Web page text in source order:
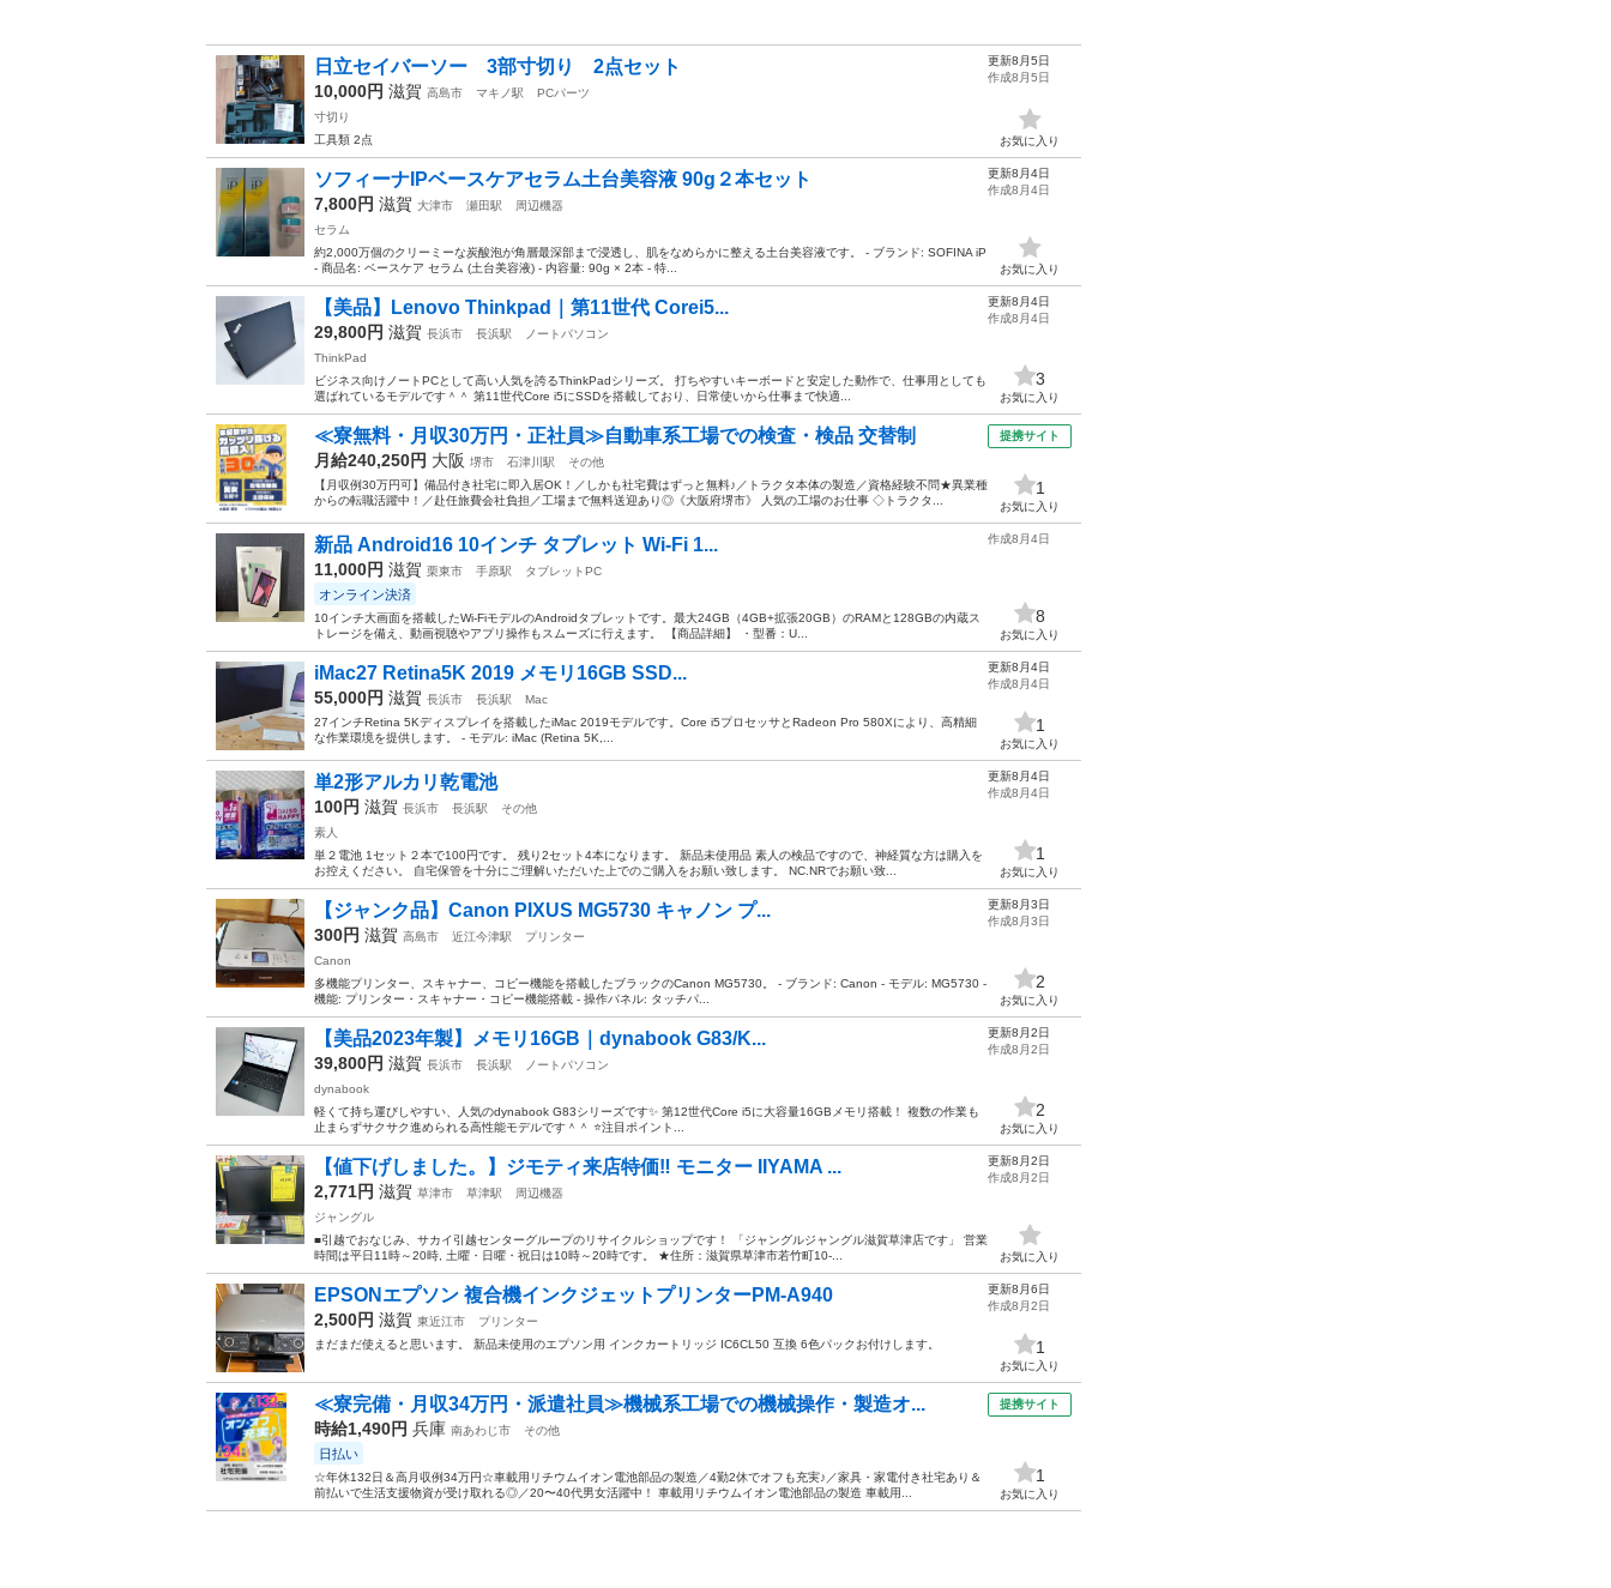
日立セイバーソー 3部寸切り 2点セット
10,000円 滋賀 高島市 マキノ駅
PCパーツ
寸切り
工具類 2点
更新8月5日
作成8月5日
お気に入り
ソフィーナIPベースケアセラム土台美容液 90g２本セット
7,800円 滋賀 大津市 瀬田駅
周辺機器
セラム
約2,000万個のクリーミーな炭酸泡が角層最深部まで浸透し、肌をなめらかに整える土台美容液です。 - ブランド: SOFINA iP
- 商品名: ベースケア セラム (土台美容液) - 内容量: 90g × 2本 - 特...
更新8月4日
作成8月4日
お気に入り
【美品】Lenovo Thinkpad｜第11世代 Corei5...
29,800円 滋賀 長浜市 長浜駅
ノートパソコン
ThinkPad
ビジネス向けノートPCとして高い人気を誇るThinkPadシリーズ。 打ちやすいキーボードと安定した動作で、仕事用としても
選ばれているモデルです＾＾ 第11世代Core i5にSSDを搭載しており、日常使いから仕事まで快適...
更新8月4日
作成8月4日
3
お気に入り
≪寮無料・月収30万円・正社員≫自動車系工場での検査・検品 交替制
月給240,250円 大阪 堺市 石津川駅
その他
【月収例30万円可】備品付き社宅に即入居OK！／しかも社宅費はずっと無料♪／トラクタ本体の製造／資格経験不問★異業種
からの転職活躍中！／赴任旅費会社負担／工場まで無料送迎あり◎《大阪府堺市》 人気の工場のお仕事 ◇トラクタ...
提携サイト
1
お気に入り
新品 Android16 10インチ タブレット Wi-Fi 1...
11,000円 滋賀 栗東市 手原駅 タブレットPC
オンライン決済
10インチ大画面を搭載したWi-FiモデルのAndroidタブレットです。最大24GB（4GB+拡張20GB）のRAMと128GBの内蔵ス
トレージを備え、動画視聴やアプリ操作もスムーズに行えます。 【商品詳細】 ・型番：U...
作成8月4日
8
お気に入り
iMac27 Retina5K 2019 メモリ16GB SSD...
55,000円 滋賀 長浜市 長浜駅
Mac
27インチRetina 5Kディスプレイを搭載したiMac 2019モデルです。Core i5プロセッサとRadeon Pro 580Xにより、高精細
な作業環境を提供します。 - モデル: iMac (Retina 5K,...
更新8月4日
作成8月4日
1
お気に入り
単2形アルカリ乾電池
100円 滋賀 長浜市 長浜駅
その他
素人
単２電池 1セット２本で100円です。 残り2セット4本になります。 新品未使用品 素人の検品ですので、神経質な方は購入を
お控えください。 自宅保管を十分にご理解いただいた上でのご購入をお願い致します。 NC.NRでお願い致...
更新8月4日
作成8月4日
1
お気に入り
【ジャンク品】Canon PIXUS MG5730 キャノン プ...
300円 滋賀 高島市 近江今津駅
プリンター
Canon
多機能プリンター、スキャナー、コピー機能を搭載したブラックのCanon MG5730。 - ブランド: Canon - モデル: MG5730 -
機能: プリンター・スキャナー・コピー機能搭載 - 操作パネル: タッチパ...
更新8月3日
作成8月3日
2
お気に入り
【美品2023年製】メモリ16GB｜dynabook G83/K...
39,800円 滋賀 長浜市 長浜駅
ノートパソコン
dynabook
軽くて持ち運びしやすい、人気のdynabook G83シリーズです✨ 第12世代Core i5に大容量16GBメモリ搭載！ 複数の作業も
止まらずサクサク進められる高性能モデルです＾＾ ⭐注目ポイント...
更新8月2日
作成8月2日
2
お気に入り
【値下げしました。】ジモティ来店特価‼ モニター IIYAMA ...
2,771円 滋賀 草津市 草津駅
周辺機器
ジャングル
■引越でおなじみ、サカイ引越センターグループのリサイクルショップです！ 「ジャングルジャングル滋賀草津店です」 営業
時間は平日11時～20時, 土曜・日曜・祝日は10時～20時です。 ★住所：滋賀県草津市若竹町10-...
更新8月2日
作成8月2日
お気に入り
EPSONエプソン 複合機インクジェットプリンターPM-A940
2,500円 滋賀 東近江市
プリンター
まだまだ使えると思います。 新品未使用のエプソン用 インクカートリッジ IC6CL50 互換 6色パックお付けします。
更新8月6日
作成8月2日
1
お気に入り
≪寮完備・月収34万円・派遣社員≫機械系工場での機械操作・製造オ...
時給1,490円 兵庫 南あわじ市 その他
日払い
☆年休132日＆高月収例34万円☆車載用リチウムイオン電池部品の製造／4勤2休でオフも充実♪／家具・家電付き社宅あり＆
前払いで生活支援物資が受け取れる◎／20〜40代男女活躍中！ 車載用リチウムイオン電池部品の製造 車載用...
提携サイト
1
お気に入り